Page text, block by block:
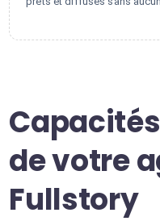
de votre
Fullstory